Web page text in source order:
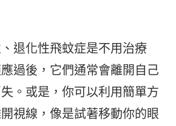
退化性飛蚊症是不用治療
過後，它們通常會離開自己
。或是，你可以利用簡單方
視線，像是試著移動你的眼